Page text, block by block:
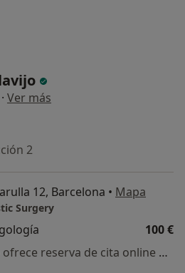
· Ver más
2
12, Barcelona • Mapa
Surgery
100 €
Este especialista no ofrece reserva de cita online en esta dirección.